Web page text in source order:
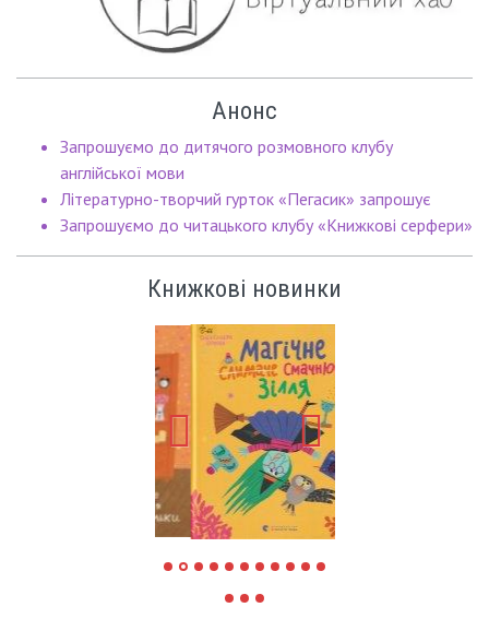
Анонс
Запрошуємо до дитячого розмовного клубу
англійської мови
Літературно-творчий гурток «Пегасик» запрошує
Запрошуємо до читацького клубу «Книжкові серфери»
Книжкові новинки